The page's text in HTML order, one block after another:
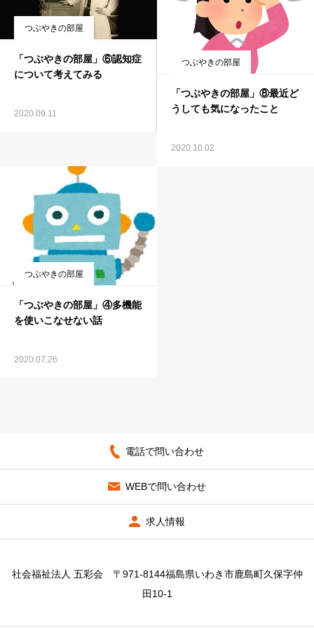
つぶやきの部屋
「つぶやきの部屋」⑥認知症
について考えてみる
2020.09.11
つぶやきの部屋
「つぶやきの部屋」⑧最近ど
うしても気になったこと
2020.10.02
つぶやきの部屋
「つぶやきの部屋」④多機能
を使いこなせない話
2020.07.26
電話で問い合わせ
WEBで問い合わせ
求人情報
社会福祉法人 五彩会 〒971-8144福島県いわき市鹿島町久保字仲
田10-1